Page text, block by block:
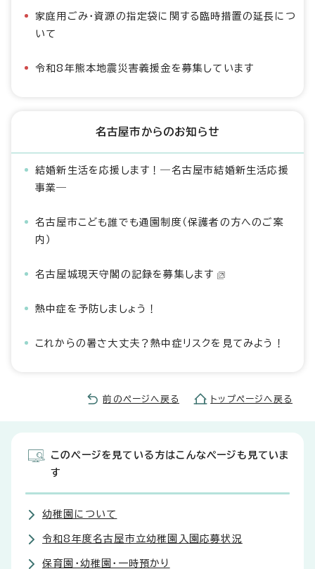
家庭用ごみ・資源の指定袋に関する臨時措置の延長につ
いて
令和8年熊本地震災害義援金を募集しています
名古屋市からのお知らせ
結婚新生活を応援します！―名古屋市結婚新生活応援
事業―
名古屋市こども誰でも通園制度（保護者の方へのご案
内）
名古屋城現天守閣の記録を募集します
熱中症を予防しましょう！
これからの暑さ大丈夫？熱中症リスクを見てみよう！
前のページへ戻る トップページへ戻る
このページを見ている方はこんなページも見ていま
す
幼稚園について
令和8年度名古屋市立幼稚園入園応募状況
保育園・幼稚園・一時預かり